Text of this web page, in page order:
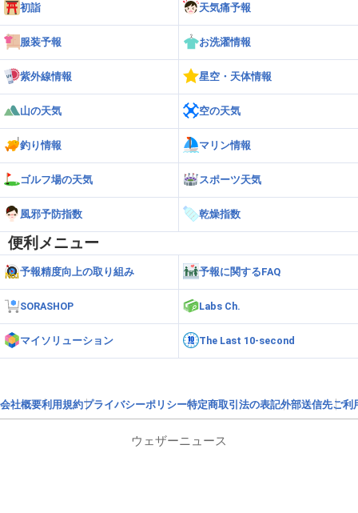
初詣 天気痛予報
服装予報 お洗濯情報
紫外線情報 星空・天体情報
山の天気 空の天気
釣り情報 マリン情報
ゴルフ場の天気 スポーツ天気
風邪予防指数 乾燥指数
便利メニュー
予報精度向上の取り組み 予報に関するFAQ
SORASHOP Labs Ch.
マイソリューション The Last 10-second
会社概要利用規約プライバシーポリシー特定商取引法の表記外部送信先ご利
ウェザーニュース